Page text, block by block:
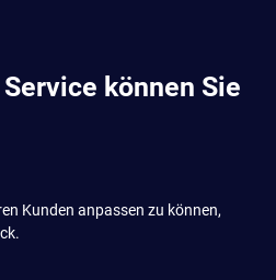
können Sie
Kunden anpassen zu können,